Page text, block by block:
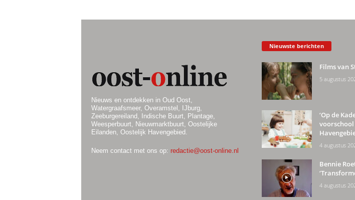
Nieuws en ontdekken in Oud Oost,
Watergraafsmeer, Overamstel, IJburg,
Zeeburgereiland, Indische Buurt, Plantage,
Weesperbuurt, Nieuwmarktbuurt, Oostelijke
Eilanden, Oostelijk Havengebied.
Neem contact met ons op: redactie@oost-online.nl
Nieuwste berichten
Films van
5 augustus
‘Op de
4 augustus
Bennie
4 augustus